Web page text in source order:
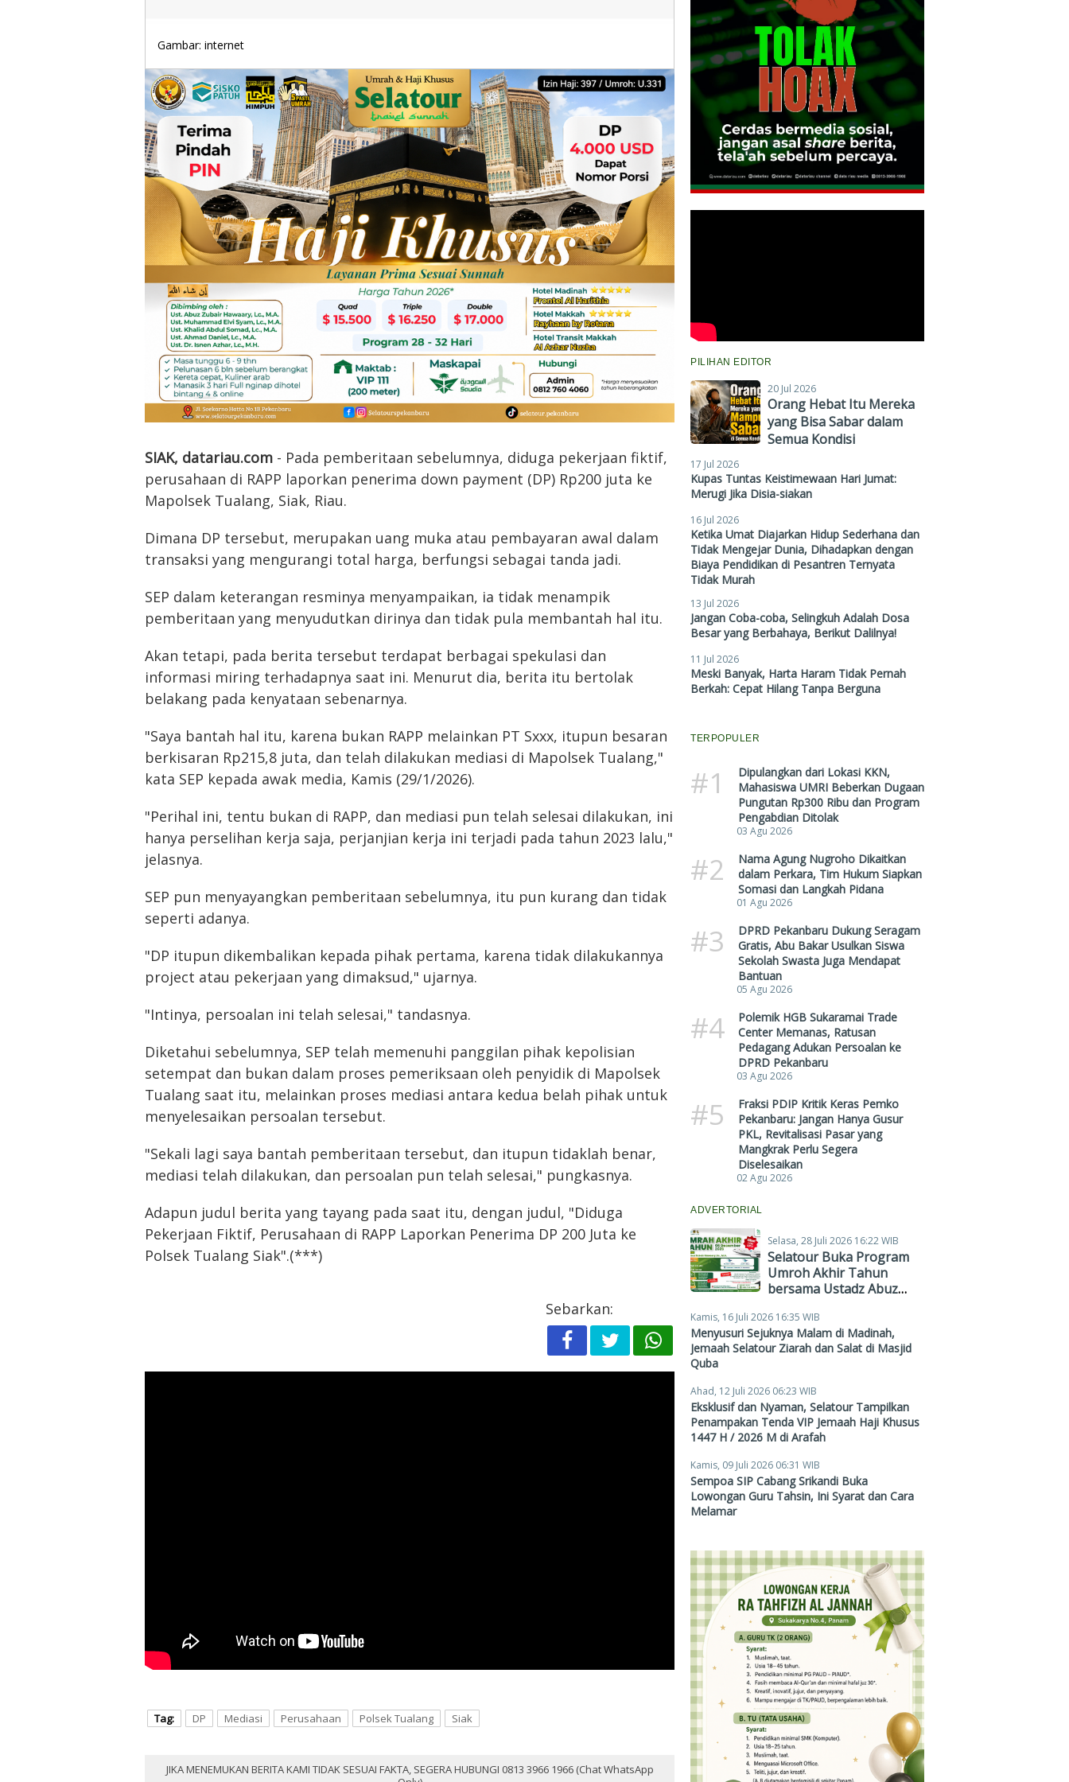
Gambar: internet
SIAK, datariau.com - Pada pemberitaan sebelumnya, diduga pekerjaan fiktif,
perusahaan di RAPP laporkan penerima down payment (DP) Rp200 juta ke
Mapolsek Tualang, Siak, Riau.
Dimana DP tersebut, merupakan uang muka atau pembayaran awal dalam
transaksi yang mengurangi total harga, berfungsi sebagai tanda jadi.
SEP dalam keterangan resminya menyampaikan, ia tidak menampik
pemberitaan yang menyudutkan dirinya dan tidak pula membantah hal itu.
Akan tetapi, pada berita tersebut terdapat berbagai spekulasi dan
informasi miring terhadapnya saat ini. Menurut dia, berita itu bertolak
belakang pada kenyataan sebenarnya.
"Saya bantah hal itu, karena bukan RAPP melainkan PT Sxxx, itupun besaran
berkisaran Rp215,8 juta, dan telah dilakukan mediasi di Mapolsek Tualang,"
kata SEP kepada awak media, Kamis (29/1/2026).
"Perihal ini, tentu bukan di RAPP, dan mediasi pun telah selesai dilakukan, ini
hanya perselihan kerja saja, perjanjian kerja ini terjadi pada tahun 2023 lalu,"
jelasnya.
SEP pun menyayangkan pemberitaan sebelumnya, itu pun kurang dan tidak
seperti adanya.
"DP itupun dikembalikan kepada pihak pertama, karena tidak dilakukannya
project atau pekerjaan yang dimaksud," ujarnya.
"Intinya, persoalan ini telah selesai," tandasnya.
Diketahui sebelumnya, SEP telah memenuhi panggilan pihak kepolisian
setempat dan bukan dalam proses pemeriksaan oleh penyidik di Mapolsek
Tualang saat itu, melainkan proses mediasi antara kedua belah pihak untuk
menyelesaikan persoalan tersebut.
"Sekali lagi saya bantah pemberitaan tersebut, dan itupun tidaklah benar,
mediasi telah dilakukan, dan persoalan pun telah selesai," pungkasnya.
Adapun judul berita yang tayang pada saat itu, dengan judul, "Diduga
Pekerjaan Fiktif, Perusahaan di RAPP Laporkan Penerima DP 200 Juta ke
Polsek Tualang Siak".(***)
Sebarkan:
Tag: DP Mediasi Perusahaan Polsek Tualang Siak
JIKA MENEMUKAN BERITA KAMI TIDAK SESUAI FAKTA, SEGERA HUBUNGI 0813 3966 1966 (Chat WhatsApp
PILIHAN EDITOR
20 Jul 2026
Orang Hebat Itu Mereka
yang Bisa Sabar dalam
Semua Kondisi
17 Jul 2026
Kupas Tuntas Keistimewaan Hari Jumat:
Merugi Jika Disia-siakan
16 Jul 2026
Ketika Umat Diajarkan Hidup Sederhana dan
Tidak Mengejar Dunia, Dihadapkan dengan
Biaya Pendidikan di Pesantren Ternyata
Tidak Murah
13 Jul 2026
Jangan Coba-coba, Selingkuh Adalah Dosa
Besar yang Berbahaya, Berikut Dalilnya!
11 Jul 2026
Meski Banyak, Harta Haram Tidak Pernah
Berkah: Cepat Hilang Tanpa Berguna
TERPOPULER
#1
Dipulangkan dari Lokasi KKN,
Mahasiswa UMRI Beberkan Dugaan
Pungutan Rp300 Ribu dan Program
Pengabdian Ditolak
03 Agu 2026
#2
Nama Agung Nugroho Dikaitkan
dalam Perkara, Tim Hukum Siapkan
Somasi dan Langkah Pidana
01 Agu 2026
#3
DPRD Pekanbaru Dukung Seragam
Gratis, Abu Bakar Usulkan Siswa
Sekolah Swasta Juga Mendapat
Bantuan
05 Agu 2026
#4
Polemik HGB Sukaramai Trade
Center Memanas, Ratusan
Pedagang Adukan Persoalan ke
DPRD Pekanbaru
03 Agu 2026
#5
Fraksi PDIP Kritik Keras Pemko
Pekanbaru: Jangan Hanya Gusur
PKL, Revitalisasi Pasar yang
Mangkrak Perlu Segera
Diselesaikan
02 Agu 2026
ADVERTORIAL
Selasa, 28 Juli 2026 16:22 WIB
Selatour Buka Program
Umroh Akhir Tahun
bersama Ustadz Abuz
Mulai Rp38,4 Juta
Kamis, 16 Juli 2026 16:35 WIB
Menyusuri Sejuknya Malam di Madinah,
Jemaah Selatour Ziarah dan Salat di Masjid
Quba
Ahad, 12 Juli 2026 06:23 WIB
Eksklusif dan Nyaman, Selatour Tampilkan
Penampakan Tenda VIP Jemaah Haji Khusus
1447 H / 2026 M di Arafah
Kamis, 09 Juli 2026 06:31 WIB
Sempoa SIP Cabang Srikandi Buka
Lowongan Guru Tahsin, Ini Syarat dan Cara
Melamar